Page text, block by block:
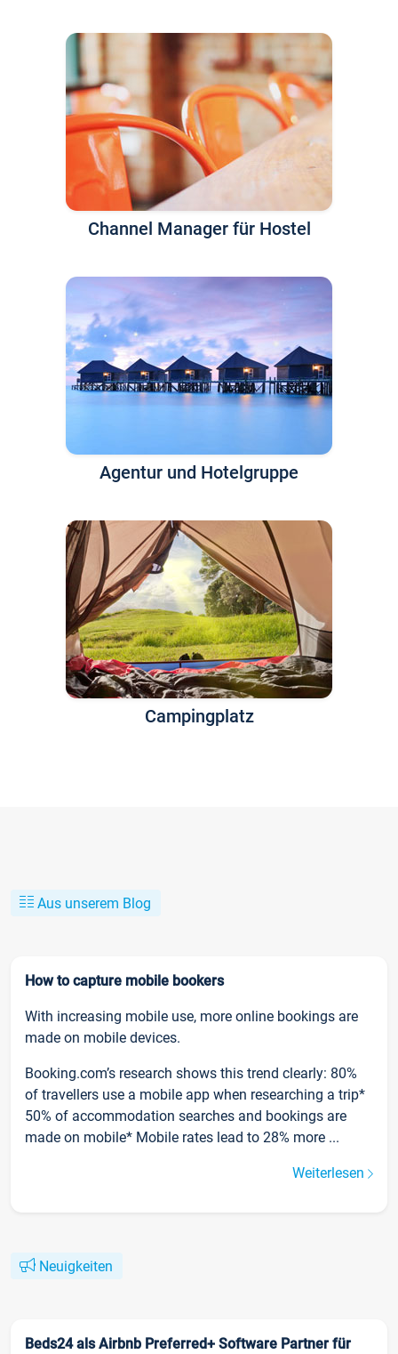
Channel Manager für Hostel
Agentur und Hotelgruppe
Campingplatz
Aus unserem Blog
How to capture mobile bookers
With increasing mobile use, more online bookings are
made on mobile devices.
Booking.com’s research shows this trend clearly: 80%
of travellers use a mobile app when researching a trip*
50% of accommodation searches and bookings are
made on mobile* Mobile rates lead to 28% more ...
Weiterlesen
Neuigkeiten
Beds24 als Airbnb Preferred+ Software Partner für